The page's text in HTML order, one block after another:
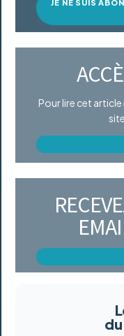
JE NE SUIS
Pour lire cet